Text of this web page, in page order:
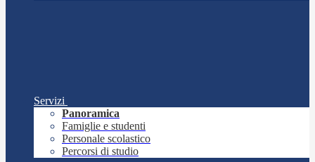
Servizi
Panoramica
Famiglie e studenti
Personale scolastico
Percorsi di studio